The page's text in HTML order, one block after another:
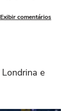
Exibir comentários
e